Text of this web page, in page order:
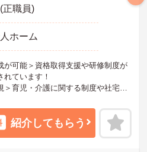
正職員)
ホーム
が可能＞資格取得支援や研修制度が
ています！
育児・介護に関する制度や社宅制
さまに深く寄り添ったサービスの
高めるような人材育成にも注力され
紹介してもらう